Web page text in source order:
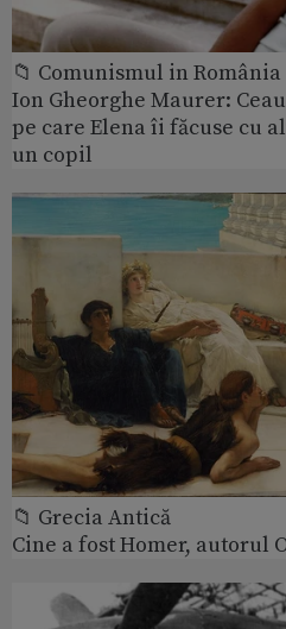
📁 Comunismul in România
Ion Gheorghe Maurer:
pe care Elena îi făcuse cu
un copil
📁 Grecia Antică
Cine a fost Homer, autorul